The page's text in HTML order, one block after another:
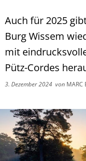
Auch für 2025
Burg Wissem
mit
Pütz-Cordes
3. Dezember 2024 von MARC